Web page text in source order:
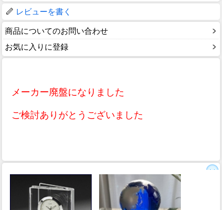
レビューを書く
商品についてのお問い合わせ
お気に入りに登録
メーカー廃盤になりました
ご検討ありがとうございました